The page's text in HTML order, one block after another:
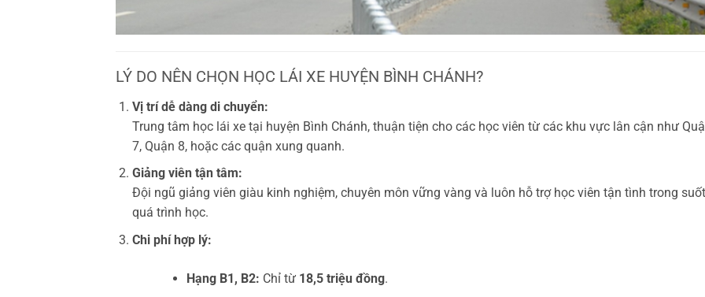
LÝ DO NÊN CHỌN HỌC LÁI XE HUYỆN BÌNH CHÁNH?
Vị trí dễ dàng di chuyển:
Trung tâm học lái xe tại huyện Bình Chánh, thuận tiện cho các học viên từ các khu vực lân cận như
7, Quận 8, hoặc các quận xung quanh.
Giảng viên tận tâm:
Đội ngũ giảng viên giàu kinh nghiệm, chuyên môn vững vàng và luôn hỗ trợ học viên tận tình trong suốt
quá trình học.
Chi phí hợp lý:
Hạng B1, B2: Chỉ từ 18,5 triệu đồng.